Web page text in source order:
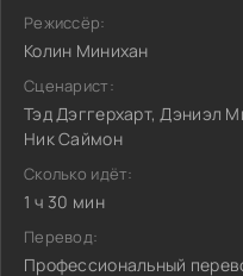
Режиссёр:
Колин Минихан
Сценарист:
Тэд Дэггерхарт, Дэниэл
Ник Саймон
Сколько идёт:
1 ч 30 мин
Перевод:
Профессиональный